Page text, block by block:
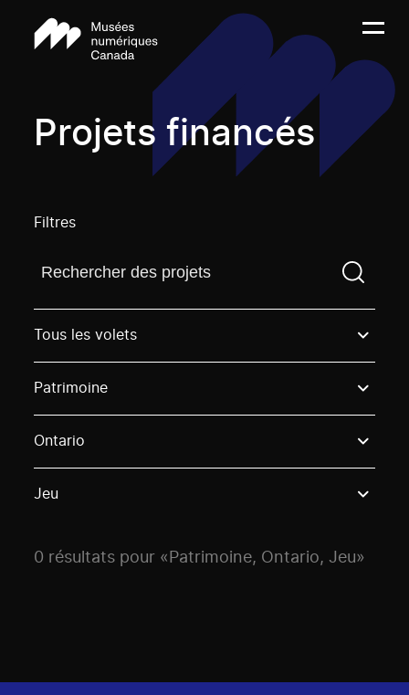
Projets financés
Filtres
Trouvez un projetVous devez saisir un terme de
Tous les volets
Patrimoine
Ontario
Jeu
0 résultats pour «Patrimoine, Ontario, Jeu»